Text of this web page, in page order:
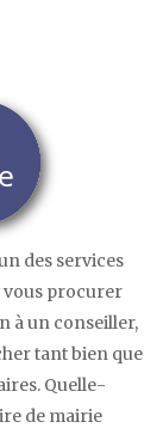
des services
vous procurer
à un conseiller,
tant bien que
Quelle-
de mairie